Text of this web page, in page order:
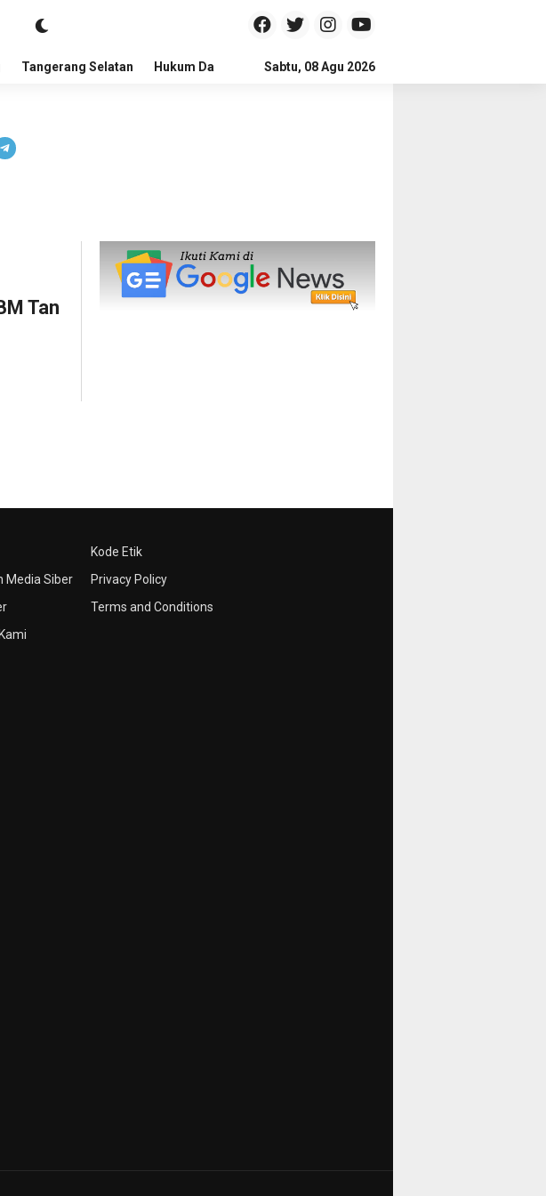
Tangerang Selatan Hukum Dan Kriminal Politik Pendidikan
Sabtu, 08 Agu 2026
Tan
Media Siber
Kode Etik
Privacy Policy
Terms and Conditions